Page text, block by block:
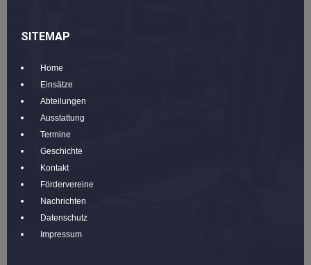
SITEMAP
Home
Einsätze
Abteilungen
Ausstattung
Termine
Geschichte
Kontakt
Fördervereine
Nachrichten
Datenschutz
Impressum